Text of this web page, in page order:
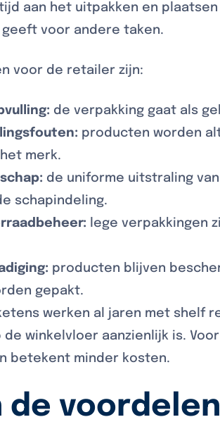
aan het uitpakken en
voor andere taken.
voor de retailer zijn:
de verpakking gaat als
producten worden
merk.
de uniforme uitstraling
schapindeling.
lege verpakkingen
producten blijven
gepakt.
werken al jaren met shelf
winkelvloer aanzienlijk is.
betekent minder kosten.
de